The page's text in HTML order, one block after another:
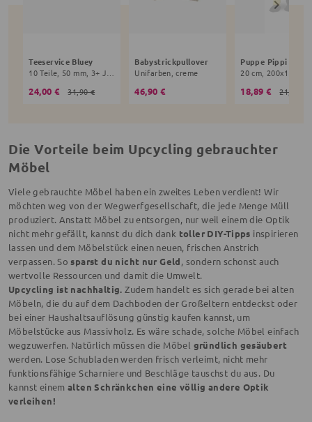
Teeservice Bluey
24,00 € 31,90 €
Babystrickpullover
Unifarben, creme
46,90 € 18,89 € 21,90 €
Die Vorteile beim Upcycling gebrauchter
Möbel
Viele gebrauchte Möbel haben ein zweites Leben verdient! Wir
möchten weg von der Wegwerfgesellschaft, die jede Menge Müll
produziert. Anstatt Möbel zu entsorgen, nur weil einem die Optik
nicht mehr gefällt, kannst du dich dank toller DIY-Tipps inspirieren
lassen und dem Möbelstück einen neuen, frischen Anstrich
verpassen. Sosparst du nicht nur Geld, sondern schonst auch
wertvolle Ressourcen und damit die Umwelt.
Upcycling ist nachhaltig. Zudem handelt es sich gerade bei alten
Möbeln, die du auf dem Dachboden der Großeltern entdeckst oder
bei einer Haushaltsauflösung günstig kaufen kannst, um
Möbelstücke aus Massivholz. Es wäre schade, solche Möbel einfach
wegzuwerfen. Natürlich müssen die Möbel gründlich gesäubert
werden. Lose Schubladen werden frisch verleimt, nicht mehr
funktionsfähige Scharniere und Beschläge tauschst du aus. Du
kannst einemalten Schränkchen eine völlig andere Optik
verleihen!